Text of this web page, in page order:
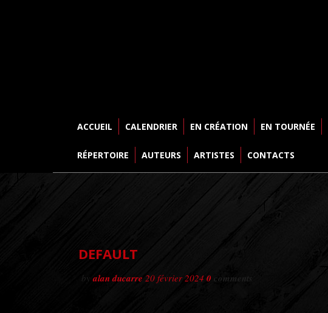
ACCUEIL CALENDRIER EN CRÉATION EN TOURNÉE
RÉPERTOIRE AUTEURS ARTISTES CONTACTS
default
byalan ducarre 20 février 20240 comments